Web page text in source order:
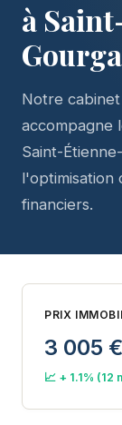
à
Notre
accompagne
Saint-
l'optimisation
financiers.
PRIX
3 005 €
📈 + 1.1% (12